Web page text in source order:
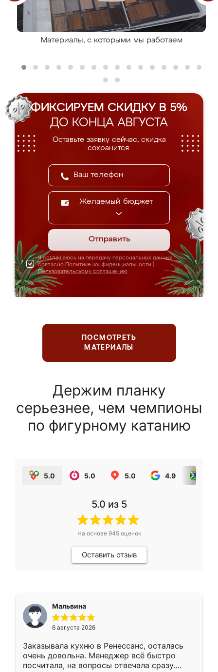
Материалы, с которыми мы работаем
ФИКСИРУЕМ СКИДКУ В 5%
ДО КОНЦА АВГУСТА
Оставьте заявку сейчас, скидка
сохранится.
Желаемый бюджет
Отправить
Я соглашаюсь на передачу персональных данных
согласно Политике конфиденциальности
Пользовательскому соглашению
ПОСМОТРЕТЬ
МАТЕРИАЛЫ
Держим планку
серьезнее, чем чемпионы
по фигурному катанию
5.0 5.0 5.0 4.9
5.0 из 5
На основе 945оценок
Оставить отзыв
Мальвина
6 августа 2026
Заказывала кухню в Ренессанс, осталась
очень довольна. Менеджер всё быстро
посчитала, на вопросы отвечала сразу.